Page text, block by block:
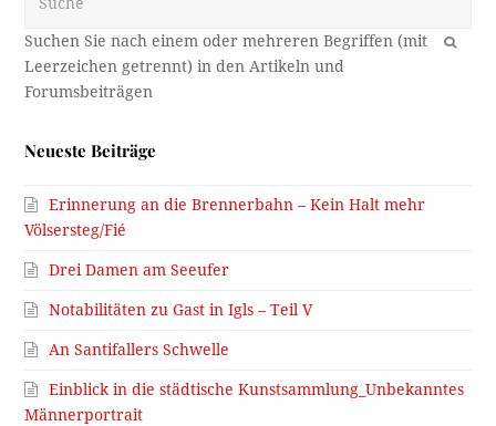
OK
Neueste Beiträge
Erinnerung an die Brennerbahn – Kein Halt mehr
Völsersteg/Fié
Drei Damen am Seeufer
Notabilitäten zu Gast in Igls – Teil V
An Santifallers Schwelle
Einblick in die städtische Kunstsammlung_Unbekanntes
Männerportrait